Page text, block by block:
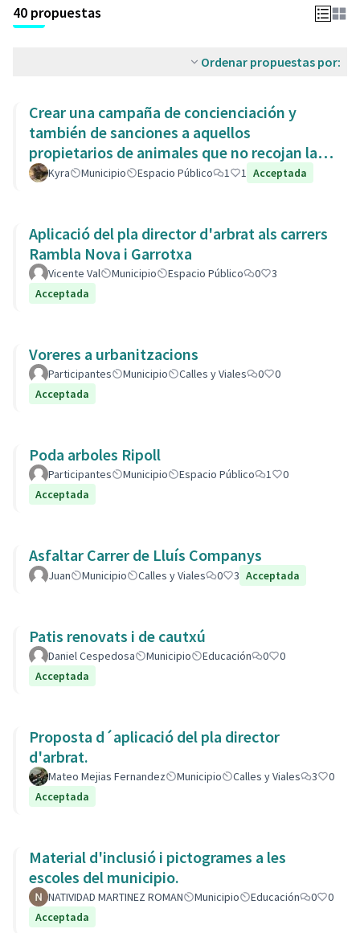
40 propuestas
Ordenar propuestas por:
Crear una campaña de concienciación y
también de sanciones a aquellos
propietarios de animales que no recojan las
heces de las aceras. Es responsabili
Kyra Municipio Espacio Público 1 1 Acceptada
Aplicació del pla director d'arbrat als carrers
Rambla Nova i Garrotxa
Vicente Val Municipio Espacio Público 0
3
Acceptada
Voreres a urbanitzacions
Participantes Municipio Calles y Viales 0
0
Acceptada
Poda arboles Ripoll
Participantes Municipio Espacio Público 1
0
Acceptada
Asfaltar Carrer de Lluís Companys
Juan Municipio Calles y Viales 0 3 Acceptada
Patis renovats i de cautxú
Daniel Cespedosa Municipio Educación 0
0
Acceptada
Proposta d´aplicació del pla director
d'arbrat.
Mateo Mejias Fernandez Municipio Calles y Viales 3
0
Acceptada
Material d'inclusió i pictogrames a les
escoles del municipio.
NATIVIDAD MARTINEZ ROMAN Municipio Educación 0
0
Acceptada